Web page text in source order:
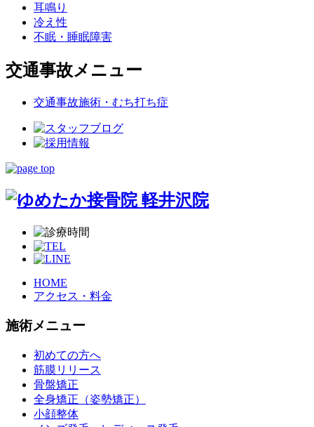
耳鳴り
冷え性
不眠・睡眠障害
交通事故メニュー
交通事故施術・むち打ち症
HOME
アクセス・料金
施術メニュー
初めての方へ
筋膜リリース
骨盤矯正
全身矯正（姿勢矯正）
小顔整体